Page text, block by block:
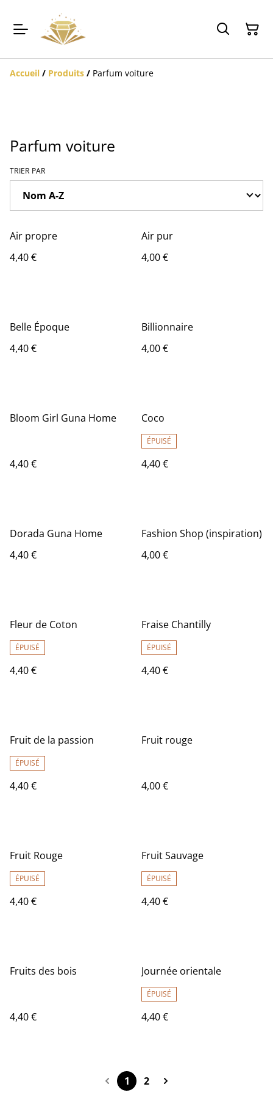
Accueil / Produits / Parfum voiture
Parfum voiture
TRIER PAR
Air propre
4,40 €
Air pur
4,00 €
Belle Époque
4,40 €
Billionnaire
4,00 €
Bloom Girl Guna Home
4,40 €
Coco
ÉPUISÉ
4,40 €
Dorada Guna Home
4,40 €
Fashion Shop (inspiration)
4,00 €
Fleur de Coton
ÉPUISÉ
4,40 €
Fraise Chantilly
ÉPUISÉ
4,40 €
Fruit de la passion
ÉPUISÉ
4,40 €
Fruit rouge
4,00 €
Fruit Rouge
ÉPUISÉ
4,40 €
Fruit Sauvage
ÉPUISÉ
4,40 €
Fruits des bois
4,40 €
Journée orientale
ÉPUISÉ
4,40 €
1 2